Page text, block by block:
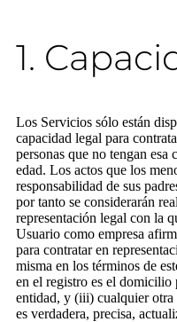
1.
Los Servicios sólo están
capacidad legal para
personas que no tengan esa
edad. Los actos que los
responsabilidad de sus
por tanto se considerarán
representación legal con la
Usuario como empresa
para contratar en
misma en los términos de
en el registro es el
entidad, y (iii) cualquier
es verdadera, precisa,